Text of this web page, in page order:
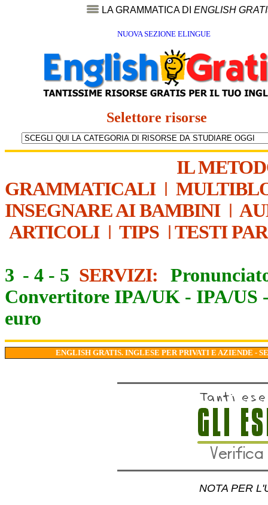
LA GRAMMATICA DI ENGLISH
NUOVA SEZIONE ELINGUE
Selettore risorse
IL
GRAMMATICALI|
INSEGNARE AI BAMBINI|
ARTICOLI| TIPS | TESTI
3 - 4 - 5 SERVIZI:
Convertitore IPA/UK - IPA/US
euro
ENGLISH GRATIS. INGLESE PER PRIVATI E AZIENDE -
NOTA PER